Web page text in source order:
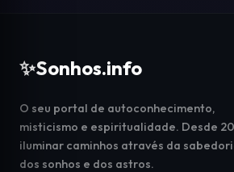
✨Sonhos.info
O seu portal de autoconhecimento,
misticismo e espiritualidade. Desde
iluminar caminhos através da
dos sonhos e dos astros.